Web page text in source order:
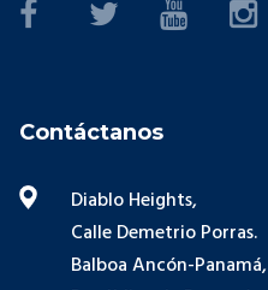
Contáctanos
Diablo Heights,
Calle Demetrio Porras.
Balboa Ancón-Panamá,